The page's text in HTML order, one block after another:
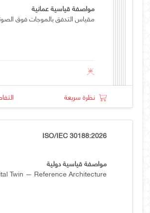
مواصفة قياسية عمانية
مقياس التدفق بالموجات فوق
نظرة سريعة
ISO/IEC 30188:2026
مواصفة قياسية دولية
Twin — Reference Architecture